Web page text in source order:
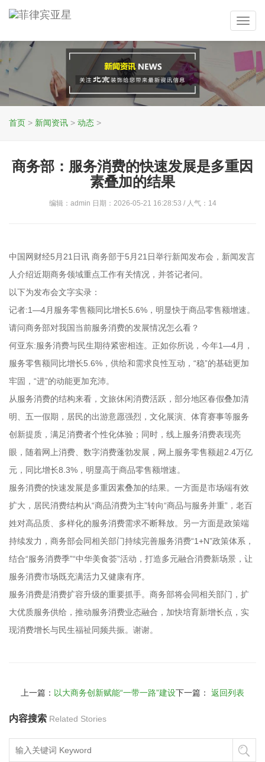
首页 > 新闻资讯 > 动态 >
商务部：服务消费的快速发展是多重因
素叠加的结果
编辑：admin 日期：2026-05-21 16:28:53 / 人气： 14
中国网财经5月21日讯 商务部于5月21日举行新闻发布会，新闻发言
人介绍近期商务领域重点工作有关情况，并答记者问。
以下为发布会文字实录：
记者:1—4月服务零售额同比增长5.6%，明显快于商品零售额增速。
请问商务部对我国当前服务消费的发展情况怎么看？
何亚东:服务消费与民生期待紧密相连。正如你所说，今年1—4月，
服务零售额同比增长5.6%，供给和需求良性互动，“稳”的基础更加
牢固，“进”的动能更加充沛。
从服务消费的结构来看，文旅休闲消费活跃，部分地区春假叠加清
明、五一假期，居民的出游意愿强烈，文化展演、体育赛事等服务
创新提质，满足消费者个性化体验；同时，线上服务消费表现亮
眼，随着网上消费、数字消费蓬勃发展，网上服务零售额超2.4万亿
元，同比增长8.3%，明显高于商品零售额增速。
服务消费的快速发展是多重因素叠加的结果。一方面是市场端有效
扩大，居民消费结构从“商品消费为主”转向“商品与服务并重”，老百
姓对高品质、多样化的服务消费需求不断释放。另一方面是政策端
持续发力，商务部会同相关部门持续完善服务消费“1+N”政策体系，
结合“服务消费季”“中华美食荟”活动，打造多元融合消费新场景，让
服务消费市场既充满活力又健康有序。
服务消费是消费扩容升级的重要抓手。商务部将会同相关部门，扩
大优质服务供给，推动服务消费业态融合，加快培育新增长点，实
现消费增长与民生福祉同频共振。谢谢。
上一篇： 以大商务创新赋能“一带一路”建设下一篇： 返回列表
内容搜索 Related Stories